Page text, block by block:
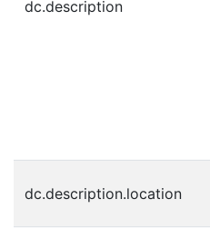
dc.description
dc.description.location